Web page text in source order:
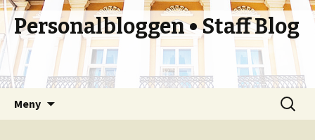
Personalbloggen • Staff Blog
Meny
Sök
efter: